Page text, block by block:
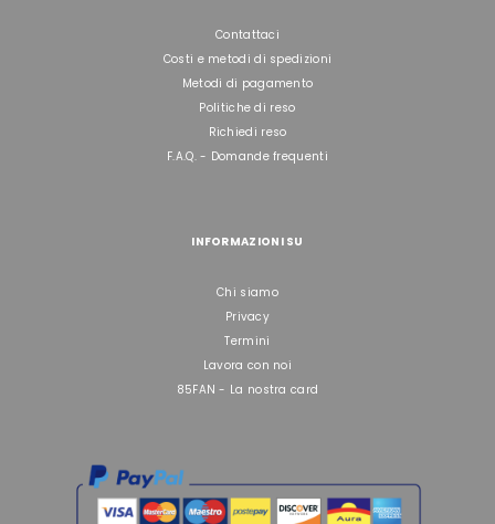
Contattaci
Costi e metodi di spedizioni
Metodi di pagamento
Politiche di reso
Richiedi reso
F.A.Q. - Domande frequenti
INFORMAZIONI SU
Chi siamo
Privacy
Termini
Lavora con noi
85FAN - La nostra card